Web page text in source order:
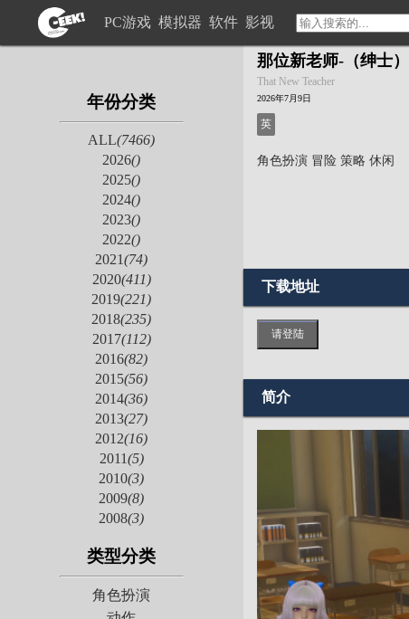
PC游戏 模拟器 软件 影视
年份分类
ALL(7466)
2026()
2025()
2024()
2023()
2022()
2021(74)
2020(411)
2019(221)
2018(235)
2017(112)
2016(82)
2015(56)
2014(36)
2013(27)
2012(16)
2011(5)
2010(3)
2009(8)
2008(3)
类型分类
角色扮演
那位新老师-（绅士）
That New Teacher
2026年7月9日
英
角色扮演 冒险 策略 休闲
下载地址
请登陆
简介